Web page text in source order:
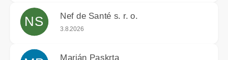
NS Nef de Santé s. r. o.
Hodnotenie obchodu je 5 z 5 hviezdičiek.
3.8.2026
Marián Paskrta